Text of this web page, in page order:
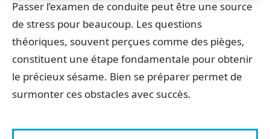
Passer l’examen de conduite peut être une source
de stress pour beaucoup. Les questions
théoriques, souvent perçues comme des pièges,
constituent une étape fondamentale pour obtenir
le précieux sésame. Bien se préparer permet de
surmonter ces obstacles avec succès.